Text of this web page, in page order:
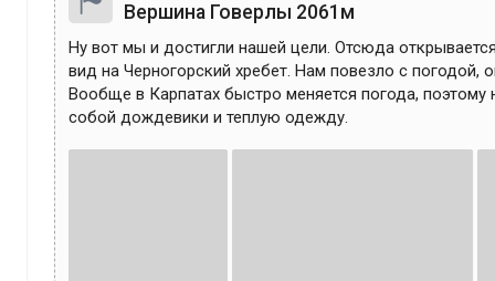
Вершина Говерлы 2061м
Ну вот мы и достигли нашей цели. Отсюда
вид на Черногорский хребет. Нам повезло с погодой,
Вообще в Карпатах быстро меняется погода, поэтому
собой дождевики и теплую одежду.